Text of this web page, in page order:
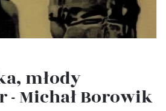
młody
Michał Borowik